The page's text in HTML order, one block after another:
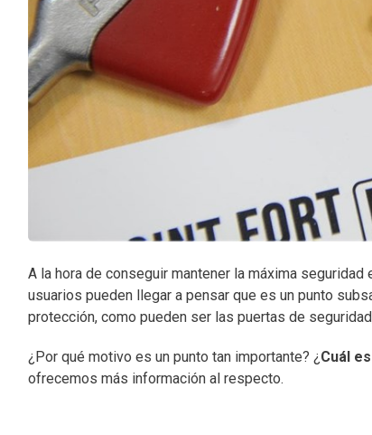
A la hora de conseguir mantener la máxima seguridad
usuarios pueden llegar a pensar que es un punto
protección, como pueden ser las puertas de
¿Por qué motivo es un punto tan importante? ¿ Cuál
ofrecemos más información al respecto.